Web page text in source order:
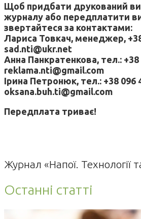
Щоб придбати друкований
журналу або передплатити
звертайтеся за контактами:
Лариса Товкач, менеджер,
sad.nti@ukr.net
Анна Панкратенкова, тел.: +38
reklama.nti@gmail.com
Ірина Петронюк, тел.: +38 096
oksana.buh.ti@gmail.com
Передплата триває!
Журнал «Напої. Технології
Останні статті